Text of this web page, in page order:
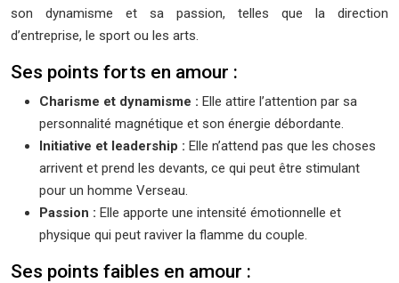
son dynamisme et sa passion, telles que la direction
d’entreprise, le sport ou les arts.
Ses points forts en amour :
Charisme et dynamisme : Elle attire l’attention par sa
personnalité magnétique et son énergie débordante.
Initiative et leadership : Elle n’attend pas que les choses
arrivent et prend les devants, ce qui peut être stimulant
pour un homme Verseau.
Passion : Elle apporte une intensité émotionnelle et
physique qui peut raviver la flamme du couple.
Ses points faibles en amour :